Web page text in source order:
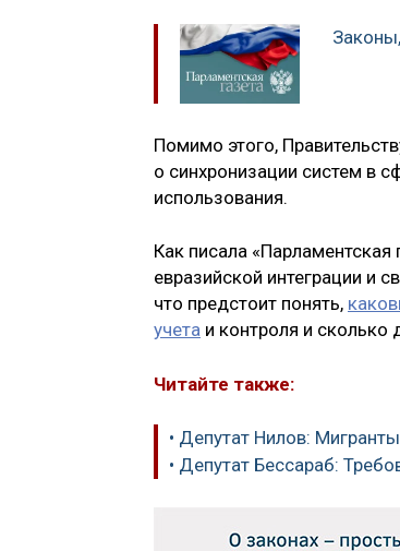
Помимо этого,
о синхронизации систем в
использования.
Как писала
евразийской интеграции и
что предстоит понять,
учета и контроля и сколько
Читайте также:
• Депутат Нилов:
• Депутат Бессараб: